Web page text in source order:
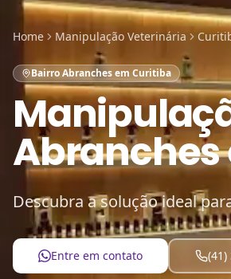
Home Manipulação Veterinária
Bairro Abranches em Curitiba
Descubra a solução ideal
Entre em contato (41)